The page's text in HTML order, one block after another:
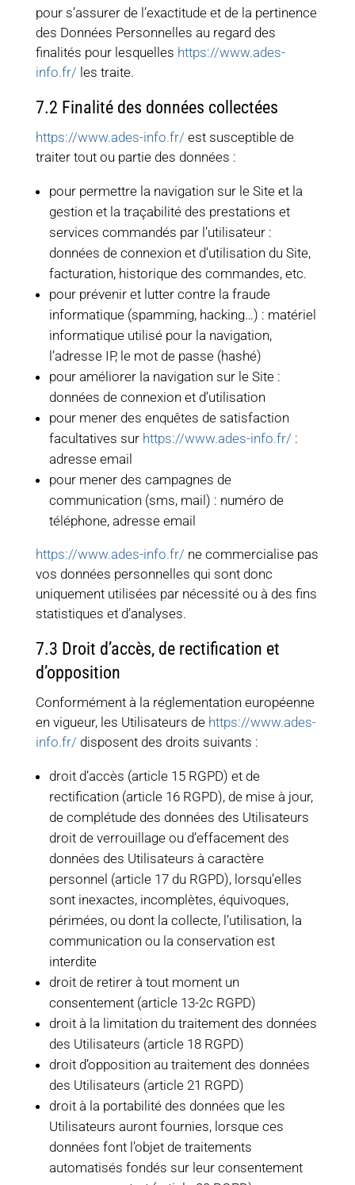
pour s’assurer de l’exactitude et de la pertinence
des Données Personnelles au regard des
finalités pour lesquelles https://www.ades-
info.fr/ les traite.
7.2 Finalité des données collectées
https://www.ades-info.fr/ est susceptible de
traiter tout ou partie des données :
pour permettre la navigation sur le Site et la
gestion et la traçabilité des prestations et
services commandés par l’utilisateur :
données de connexion et d’utilisation du Site,
facturation, historique des commandes, etc.
pour prévenir et lutter contre la fraude
informatique (spamming, hacking…) : matériel
informatique utilisé pour la navigation,
l’adresse IP, le mot de passe (hashé)
pour améliorer la navigation sur le Site :
données de connexion et d’utilisation
pour mener des enquêtes de satisfaction
facultatives sur https://www.ades-info.fr/ :
adresse email
pour mener des campagnes de
communication (sms, mail) : numéro de
téléphone, adresse email
https://www.ades-info.fr/ ne commercialise pas
vos données personnelles qui sont donc
uniquement utilisées par nécessité ou à des fins
statistiques et d’analyses.
7.3 Droit d’accès, de rectification et
d’opposition
Conformément à la réglementation européenne
en vigueur, les Utilisateurs de https://www.ades-
info.fr/ disposent des droits suivants :
droit d’accès (article 15 RGPD) et de
rectification (article 16 RGPD), de mise à jour,
de complétude des données des Utilisateurs
droit de verrouillage ou d’effacement des
données des Utilisateurs à caractère
personnel (article 17 du RGPD), lorsqu’elles
sont inexactes, incomplètes, équivoques,
périmées, ou dont la collecte, l’utilisation, la
communication ou la conservation est
interdite
droit de retirer à tout moment un
consentement (article 13-2c RGPD)
droit à la limitation du traitement des données
des Utilisateurs (article 18 RGPD)
droit d’opposition au traitement des données
des Utilisateurs (article 21 RGPD)
droit à la portabilité des données que les
Utilisateurs auront fournies, lorsque ces
données font l’objet de traitements
automatisés fondés sur leur consentement